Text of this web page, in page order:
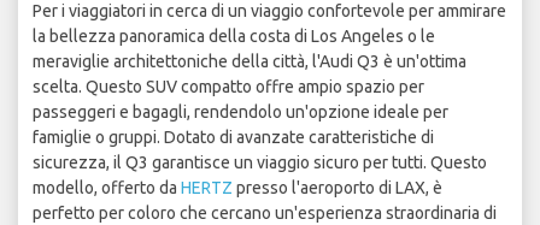
Per i viaggiatori in cerca di un viaggio confortevole per ammirare
la bellezza panoramica della costa di Los Angeles o le
meraviglie architettoniche della città, l'Audi Q3 è un'ottima
scelta. Questo SUV compatto offre ampio spazio per
passeggeri e bagagli, rendendolo un'opzione ideale per
famiglie o gruppi. Dotato di avanzate caratteristiche di
sicurezza, il Q3 garantisce un viaggio sicuro per tutti. Questo
modello, offerto da HERTZ presso l'aeroporto di LAX, è
perfetto per coloro che cercano un'esperienza straordinaria di